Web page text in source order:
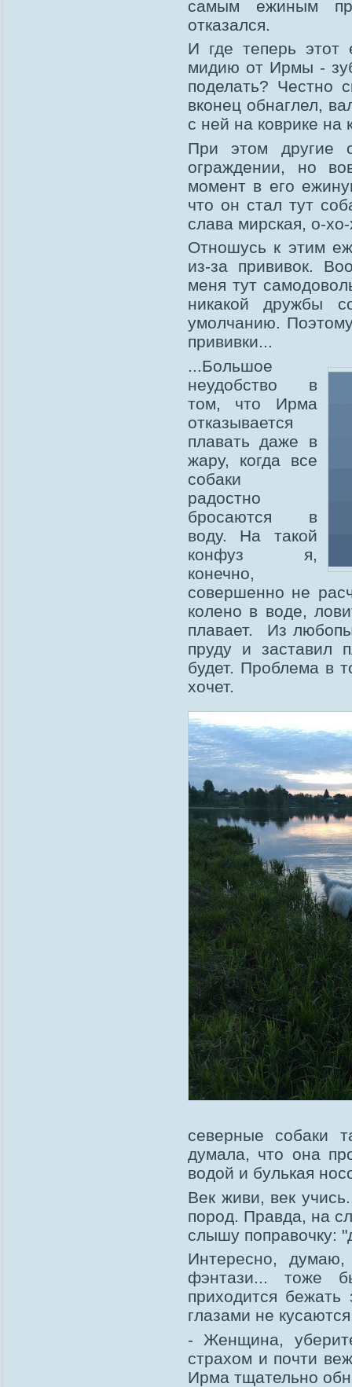
самым ежиным
отказался.
И где теперь
мидию от Ирмы -
поделать? Честно
вконец обнаглел,
с ней на коврике на
При этом другие
ограждении, но
момент в его
что он стал тут
слава мирская, о-
Отношусь к этим
из-за прививок.
меня тут
никакой дружбы
умолчанию.
прививки...
...Большое
неудобство в
том, что Ирма
отказывается
плавать даже в
жару, когда все
собаки
радостно
бросаются в
воду. На такой
конфуз я,
конечно,
совершенно не
колено в воде,
плавает. Из
пруду и заставил
будет. Проблема в
хочет.
северные собаки
думала, что она
водой и булькая
Век живи, век
пород. Правда, на
слышу поправочку:
Интересно,
фэнтази... тоже
приходится
глазами не
- Женщина,
страхом и почти
Ирма тщательно